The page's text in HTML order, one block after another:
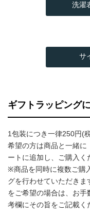
洗濯
サ
ギフトラッピング
1包装につき一律250円(
希望の方は商品と一緒に
ートに追加し、ご購入く
※商品を同時に複数ご購
グを行わせていただき
をご希望の場合は、お
考欄にその旨をご記載く